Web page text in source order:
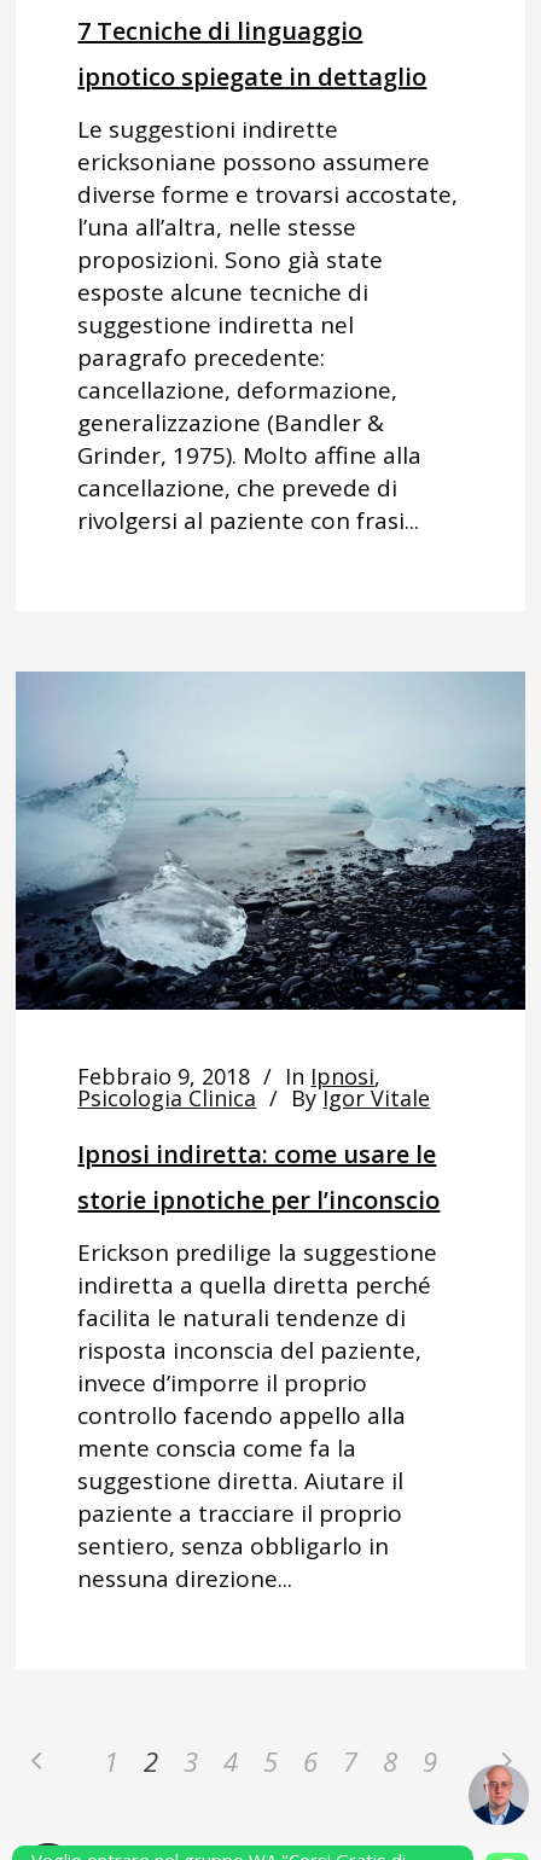
7 Tecniche di linguaggio
ipnotico spiegate in dettaglio
Le suggestioni indirette
ericksoniane possono assumere
diverse forme e trovarsi accostate,
l’una all’altra, nelle stesse
proposizioni. Sono già state
esposte alcune tecniche di
suggestione indiretta nel
paragrafo precedente:
cancellazione, deformazione,
generalizzazione (Bandler &
Grinder, 1975). Molto affine alla
cancellazione, che prevede di
rivolgersi al paziente con frasi...
Febbraio 9, 2018 In Ipnosi,
Psicologia Clinica By Igor Vitale
Ipnosi indiretta: come usare le
storie ipnotiche per l’inconscio
Erickson predilige la suggestione
indiretta a quella diretta perché
facilita le naturali tendenze di
risposta inconscia del paziente,
invece d’imporre il proprio
controllo facendo appello alla
mente conscia come fa la
suggestione diretta. Aiutare il
paziente a tracciare il proprio
sentiero, senza obbligarlo in
nessuna direzione...
1 2 3 4 5 6 7 8 9